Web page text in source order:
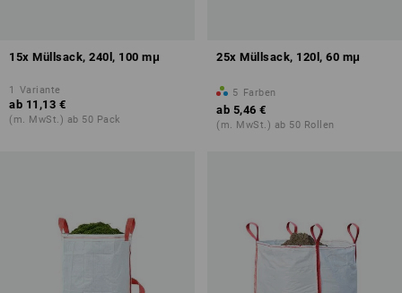
15x Müllsack, 240l, 100 mμ
1 Variante
ab 11,13 €
(m. MwSt.) ab 50 Pack
25x Müllsack, 120l, 60 mμ
5 Farben
ab 5,46 €
(m. MwSt.) ab 50 Rollen